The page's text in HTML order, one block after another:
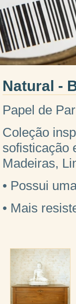
Natural -
Papel de
Coleção
sofisticação
Madeiras,
• Possui
• Mais